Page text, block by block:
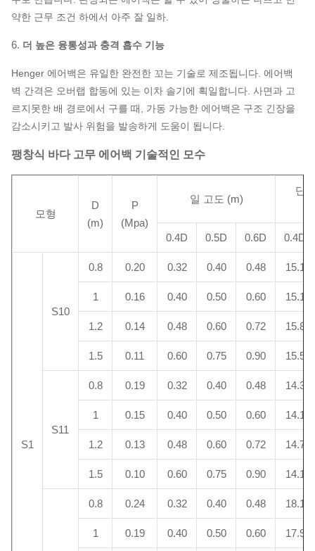
약한 근무 조건 하에서 아주 잘 일하.
6. 더 높은 융통성과 충격 흡수 기능
Henger 에어백은 유일한 완전한 꼬는 기술로 제조됩니다. 에어백
벽 간격은 오버랩 합동에 있는 이차 솔기에 획일합니다. 사면과 고
르지못한 배 경로에서 구를 때, 가동 가능한 에어백은 구조 긴장을
감소시키고 발사 위험을 발송하게 도움이 됩니다.
팽창식 바다 고무 에어백 기술적인 모수
모형
D
(m)
P
(Mpa)
일 고도 (m)
단
0.4D 0.5D 0.6D 0.4D
S1
S10
0.8 0.20 0.32 0.40 0.48 15.1
1 0.16 0.40 0.50 0.60 15.1
1.2 0.14 0.48 0.60 0.72 15.8
1.5 0.11 0.60 0.75 0.90 15.5
S11
0.8 0.19 0.32 0.40 0.48 14.3
1 0.15 0.40 0.50 0.60 14.1
1.2 0.13 0.48 0.60 0.72 14.7
1.5 0.10 0.60 0.75 0.90 14.1
0.8 0.24 0.32 0.40 0.48 18.1
1 0.19 0.40 0.50 0.60 17.9